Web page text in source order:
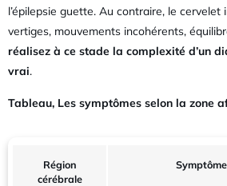
l’épilepsie guette. Au contraire, le cervelet
vertiges, mouvements incohérents,
réalisez à ce stade la complexité d’un
vrai.
Tableau, Les symptômes selon la zone
Région
cérébrale